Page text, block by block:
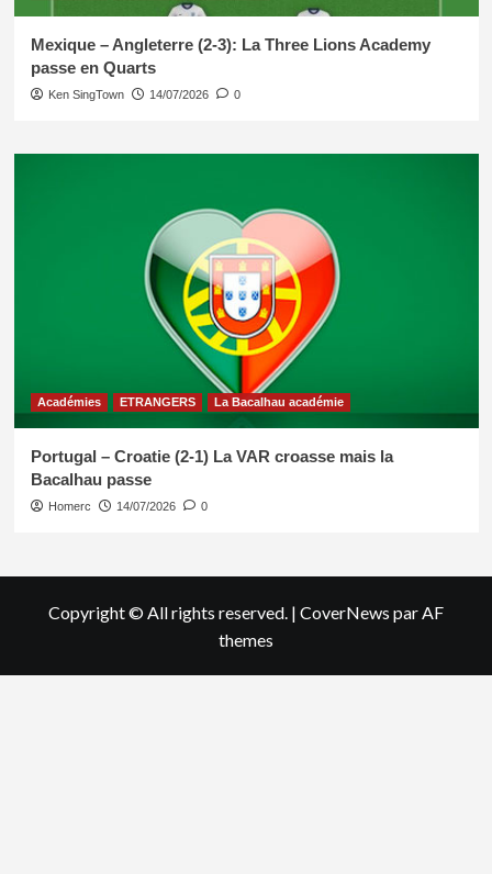
Mexique – Angleterre (2-3): La Three Lions Academy
passe en Quarts
Ken SingTown 14/07/2026 0
Académies ETRANGERS La Bacalhau académie
Portugal – Croatie (2-1) La VAR croasse mais la
Bacalhau passe
Homerc 14/07/2026 0
Copyright © All rights reserved. | CoverNews par AF
themes